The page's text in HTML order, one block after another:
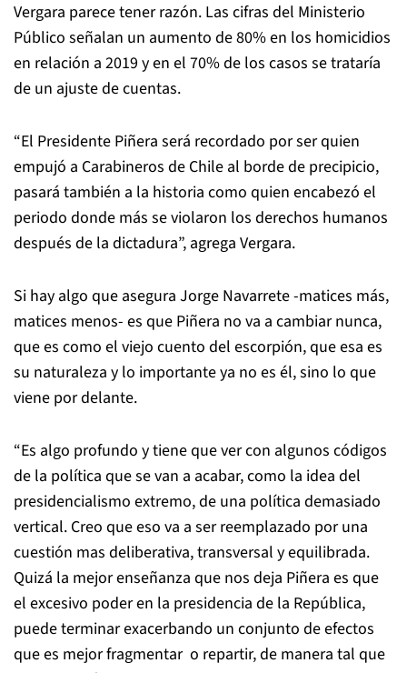
Vergara parece tener razón. Las cifras del Ministerio
Público señalan un aumento de 80% en los homicidios
en relación a 2019 y en el 70% de los casos se trataría
de un ajuste de cuentas.
“El Presidente Piñera será recordado por ser quien
empujó a Carabineros de Chile al borde de precipicio,
pasará también a la historia como quien encabezó el
periodo donde más se violaron los derechos humanos
después de la dictadura”, agrega Vergara.
Si hay algo que asegura Jorge Navarrete -matices más,
matices menos- es que Piñera no va a cambiar nunca,
que es como el viejo cuento del escorpión, que esa es
su naturaleza y lo importante ya no es él, sino lo que
viene por delante.
“Es algo profundo y tiene que ver con algunos códigos
de la política que se van a acabar, como la idea del
presidencialismo extremo, de una política demasiado
vertical. Creo que eso va a ser reemplazado por una
cuestión mas deliberativa, transversal y equilibrada.
Quizá la mejor enseñanza que nos deja Piñera es que
el excesivo poder en la presidencia de la República,
puede terminar exacerbando un conjunto de efectos
que es mejor fragmentar o repartir, de manera tal que